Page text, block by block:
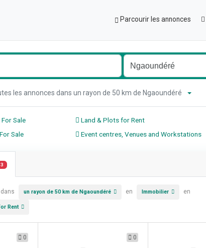
Parcourir les annonces
les annonces dans un rayon de 50 km de Ngaoundéré
Sale Land & Plots for Rent
Sale Event centres, Venues and Workstations
3
dans un rayon de 50 km de Ngaoundéré en Immobilier en
Rent
0 0